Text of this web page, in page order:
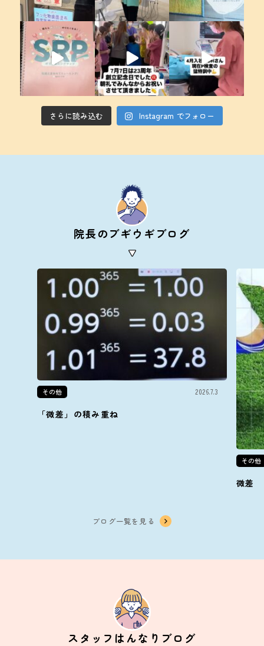
さらに読み込む Instagram でフォロー
院長のブギウギブログ
その他 2026.7.3
「微差」の積み重ね
その他
微差
ブログ一覧を見る
スタッフはんなりブログ